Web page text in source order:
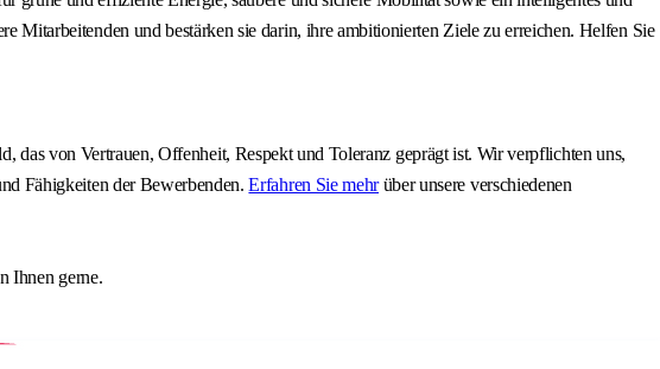
und bestärken sie darin, ihre ambitionierten Ziele zu erreichen. Helfen Sie
von Vertrauen, Offenheit, Respekt und Toleranz geprägt ist. Wir verpflichten uns,
Fähigkeiten der Bewerbenden.Erfahren Sie mehrüber unsere verschiedenen
Ihnen gerne.